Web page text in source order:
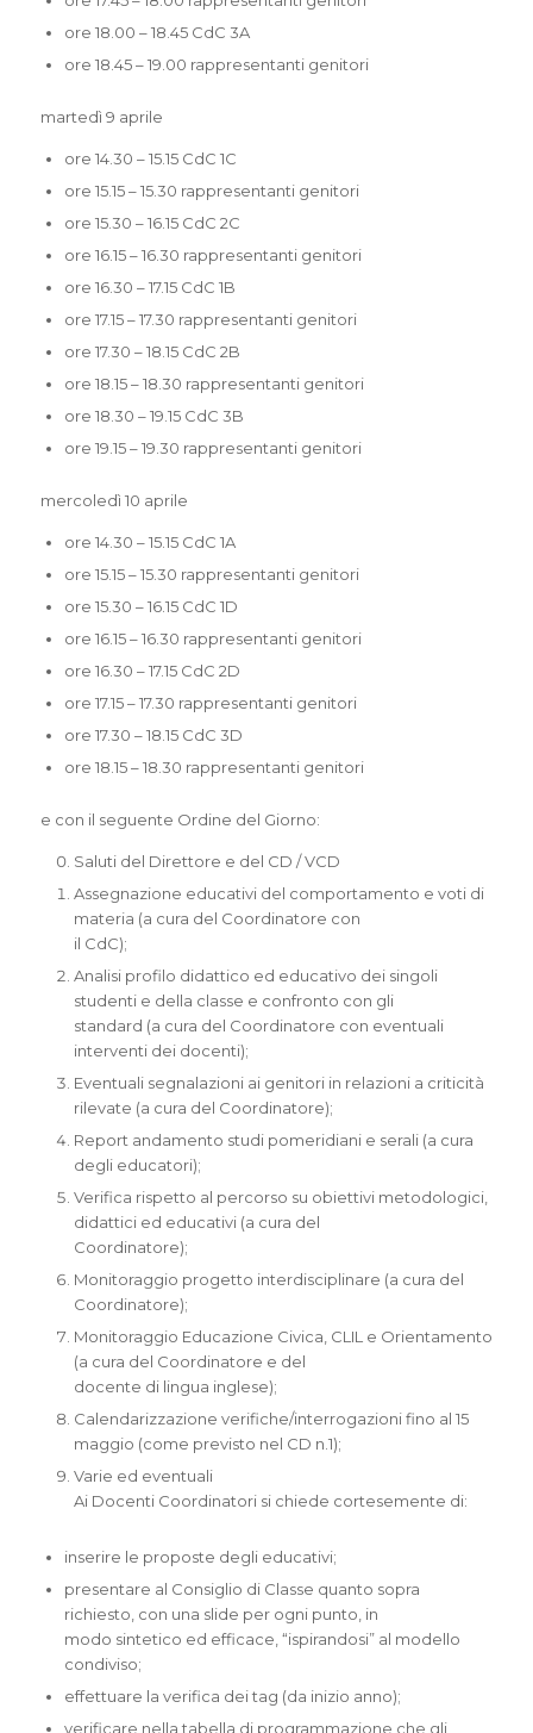
ore 18.00 – 18.45 CdC 3A
ore 18.45 – 19.00 rappresentanti genitori
martedì 9 aprile
ore 14.30 – 15.15 CdC 1C
ore 15.15 – 15.30 rappresentanti genitori
ore 15.30 – 16.15 CdC 2C
ore 16.15 – 16.30 rappresentanti genitori
ore 16.30 – 17.15 CdC 1B
ore 17.15 – 17.30 rappresentanti genitori
ore 17.30 – 18.15 CdC 2B
ore 18.15 – 18.30 rappresentanti genitori
ore 18.30 – 19.15 CdC 3B
ore 19.15 – 19.30 rappresentanti genitori
mercoledì 10 aprile
ore 14.30 – 15.15 CdC 1A
ore 15.15 – 15.30 rappresentanti genitori
ore 15.30 – 16.15 CdC 1D
ore 16.15 – 16.30 rappresentanti genitori
ore 16.30 – 17.15 CdC 2D
ore 17.15 – 17.30 rappresentanti genitori
ore 17.30 – 18.15 CdC 3D
ore 18.15 – 18.30 rappresentanti genitori
e con il seguente Ordine del Giorno:
Saluti del Direttore e del CD / VCD
Assegnazione educativi del comportamento e voti di
materia (a cura del Coordinatore con
il CdC);
Analisi profilo didattico ed educativo dei singoli
studenti e della classe e confronto con gli
standard (a cura del Coordinatore con eventuali
interventi dei docenti);
Eventuali segnalazioni ai genitori in relazioni a criticità
rilevate (a cura del Coordinatore);
Report andamento studi pomeridiani e serali (a cura
degli educatori);
Verifica rispetto al percorso su obiettivi metodologici,
didattici ed educativi (a cura del
Coordinatore);
Monitoraggio progetto interdisciplinare (a cura del
Coordinatore);
Monitoraggio Educazione Civica, CLIL e Orientamento
(a cura del Coordinatore e del
docente di lingua inglese);
Calendarizzazione verifiche/interrogazioni fino al 15
maggio (come previsto nel CD n.1);
Varie ed eventuali
Ai Docenti Coordinatori si chiede cortesemente di:
inserire le proposte degli educativi;
presentare al Consiglio di Classe quanto sopra
richiesto, con una slide per ogni punto, in
modo sintetico ed efficace, “ispirandosi” al modello
condiviso;
effettuare la verifica dei tag (da inizio anno);
verificare nella tabella di programmazione che gli